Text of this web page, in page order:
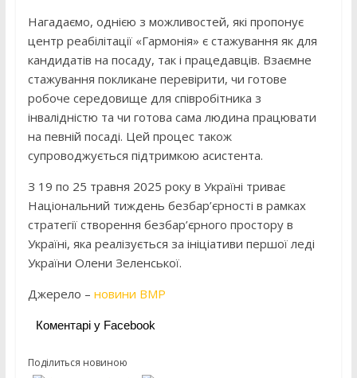
Нагадаємо, однією з можливостей, які пропонує
центр реабілітації «Гармонія» є стажування як для
кандидатів на посаду, так і працедавців. Взаємне
стажування покликане перевірити, чи готове
робоче середовище для співробітника з
інвалідністю та чи готова сама людина працювати
на певній посаді. Цей процес також
супроводжується підтримкою асистента.
З 19 по 25 травня 2025 року в Україні триває
Національний тиждень безбар’єрності в рамках
стратегії створення безбар’єрного простору в
Україні, яка реалізується за ініціативи першої леді
України Олени Зеленської.
Джерело – новини ВМР
Коментарі у Facebook
Поділиться новиною